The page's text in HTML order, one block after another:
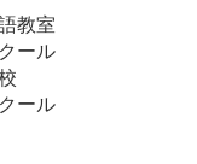
教室
ール
ール